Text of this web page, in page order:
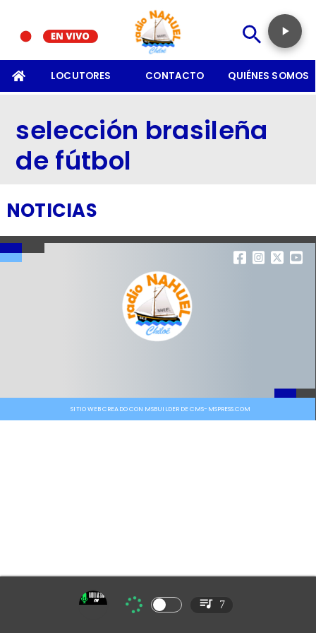
LOCUTORES CONTACTO QUIÉNES SOMOS
selección brasileña
de fútbol
NOTICIAS
SITIO WEB CREADO CON MSBUILDER DE CMS-MSPRESS.COM
7